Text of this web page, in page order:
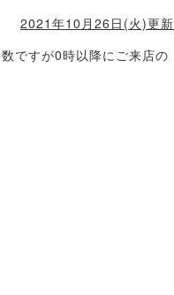
2021年10月26日(火)更新
ですが0時以降にご来店の